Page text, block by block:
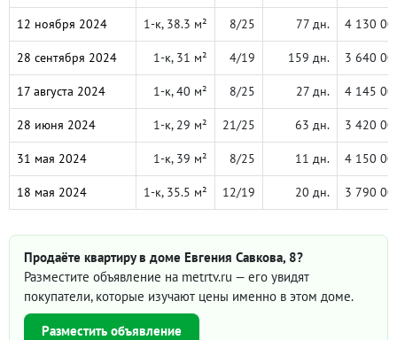
12 ноября 2024 1-к, 38.3 м² 8/25 77 дн. 4 130
28 сентября 2024 1-к, 31 м² 4/19 159 дн. 3 640
17 августа 2024 1-к, 40 м² 8/25 27 дн. 4 145
28 июня 2024 1-к, 29 м² 21/25 63 дн. 3 420
31 мая 2024 1-к, 39 м² 8/25 11 дн. 4 150
18 мая 2024 1-к, 35.5 м² 12/19 20 дн. 3 790
Продаёте квартиру в доме Евгения Савкова, 8?
Разместите объявление на metrtv.ru — его увидят
покупатели, которые изучают цены именно в этом доме.
Разместить объявление